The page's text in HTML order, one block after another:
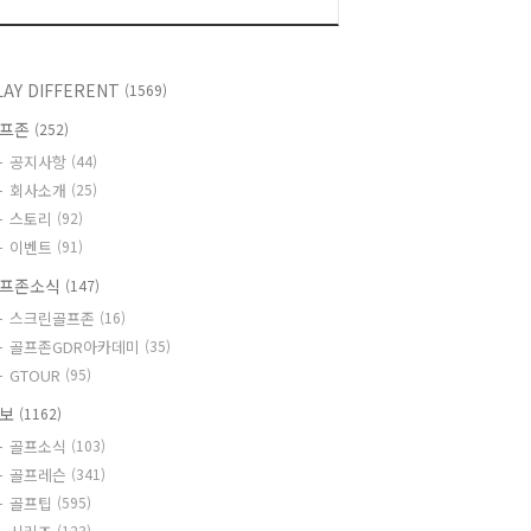
DIFFERENT (1569)
존 (252)
공지사항 (44)
회사소개 (25)
스토리 (92)
이벤트 (91)
존소식 (147)
스크린골프존 (16)
골프존GDR아카데미 (35)
GTOUR (95)
(1162)
골프소식 (103)
골프레슨 (341)
골프팁 (595)